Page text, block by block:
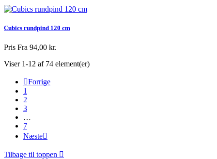
Cubics rundpind 120 cm
Pris Fra 94,00 kr.
Viser 1-12 af 74 element(er)
Forrige
1
2
3
…
7
Næste
Tilbage til toppen 